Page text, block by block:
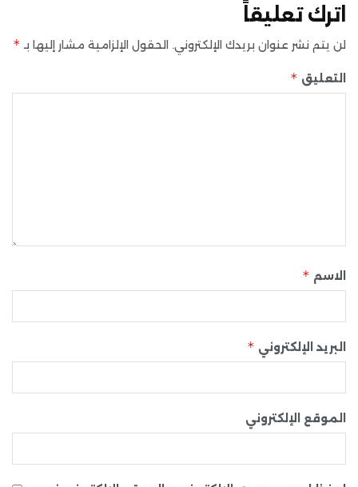
اترك تعليقاً
لن يتم نشر عنوان بريدك الإلكتروني. الحقول الإلزامية مشار إليها بـ *
التعليق *
الاسم *
البريد الإلكتروني *
الموقع الإلكتروني